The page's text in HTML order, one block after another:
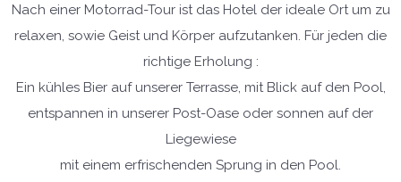
Nach einer Motorrad-Tour ist das Hotel der ideale Ort um zu
relaxen, sowie Geist und Körper aufzutanken. Für jeden die
richtige Erholung :
Ein kühles Bier auf unserer Terrasse, mit Blick auf den Pool,
entspannen in unserer Post-Oase oder sonnen auf der
Liegewiese
mit einem erfrischenden Sprung in den Pool.